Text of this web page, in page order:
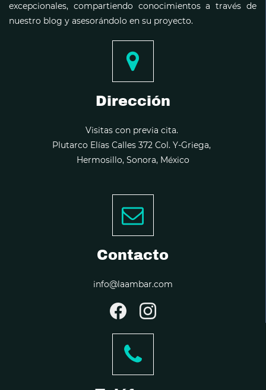
excepcionales, compartiendo conocimientos a través de
nuestro blog y asesorándolo en su proyecto.
Dirección
Visitas con previa cita.
Plutarco Elías Calles 372 Col. Y-Griega,
Hermosillo, Sonora, México
Contacto
info@laambar.com